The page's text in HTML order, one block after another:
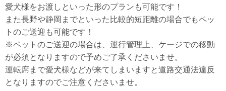
愛犬様をお渡しといった形のプランも可能です！
また長野や静岡までといった比較的短距離の場合でもペッ
トのご送迎も可能です！
※ペットのご送迎の場合は、運行管理上、ケージでの移動
が必須となりますので予めご了承くださいませ。
運転席まで愛犬様などが来てしまいますと道路交通法違反
となりますのでご注意くださいませ。